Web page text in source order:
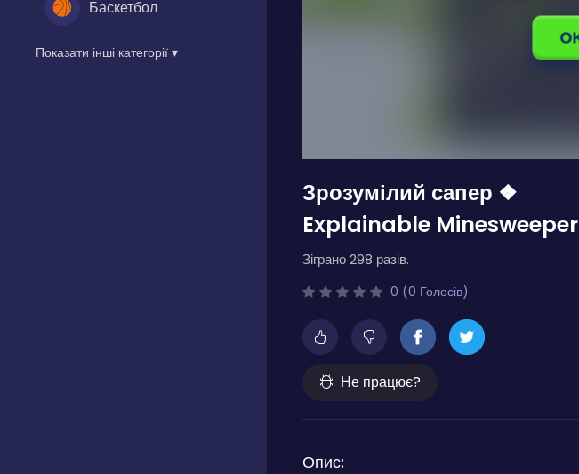
Баскетбол
Показати інші категорії ▾
Зрозумілий сапер ❖
Explainable Minesweeper
Зіграно 298 разів.
0 (0 Голосів)
Не працює?
Опис: